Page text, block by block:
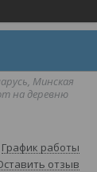
Минская
на деревню
График работы
отзыв